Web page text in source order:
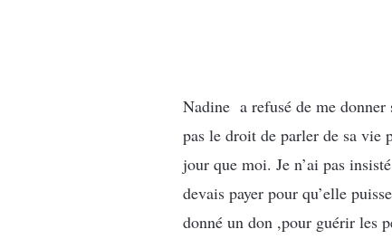
Nadine a refusé de me donner
pas le droit de parler de sa vie
jour que moi. Je n’ai pas
devais payer pour qu’elle
donné un don ,pour guérir les